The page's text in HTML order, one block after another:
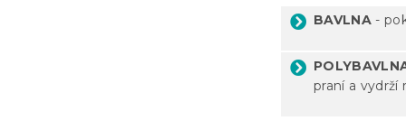
BAVLNA -
praní a vydrží